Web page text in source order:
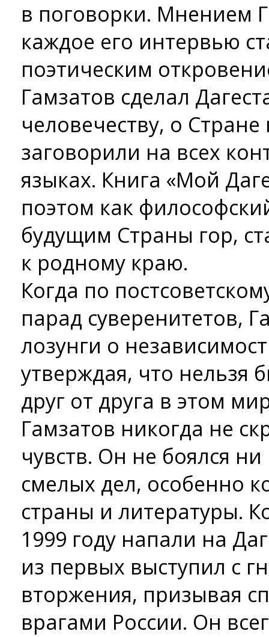
в поговорки. Мнением
каждое его интервью
поэтическим
Гамзатов сделал
человечеству, о
заговорили на всех
языках. Книга «Мой
поэтом как
будущим Страны гор,
к родному краю.
Когда по
парад суверенитетов,
лозунги о
утверждая, что нельзя
друг от друга в этом
Гамзатов никогда не
чувств. Он не боялся
смелых дел, особенно
страны и литературы.
1999 году напали на
из первых выступил с
вторжения, призывая
врагами России. Он